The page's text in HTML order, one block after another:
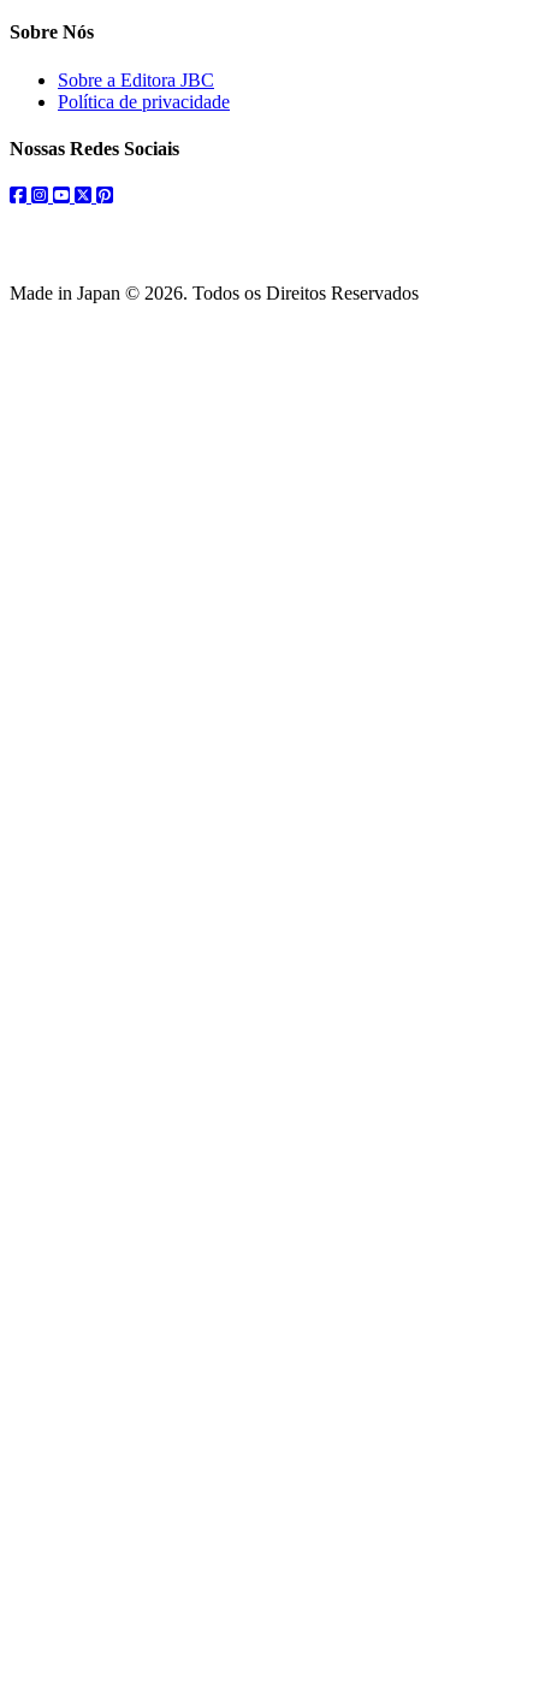
Sobre Nós
Sobre a Editora JBC
Política de privacidade
Nossas Redes Sociais
facebook
instagram
youtube
twitterpinterest
Made in Japan © 2026. Todos os Direitos Reservados